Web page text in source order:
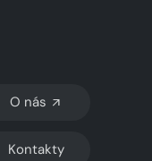
SVĚTLÝ/TMAVÝ REŽIM
O nás
Kontakty